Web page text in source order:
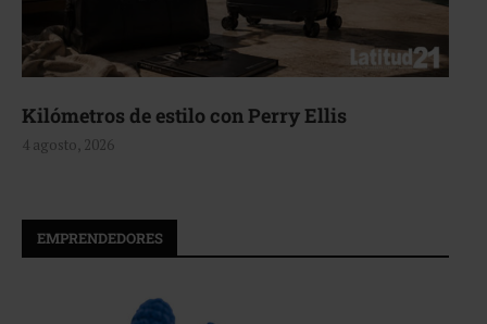
Kilómetros de estilo con Perry Ellis
4 agosto, 2026
EMPRENDEDORES